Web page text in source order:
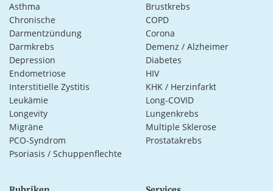
Asthma
Brustkrebs
Chronische
Darmentzündung
COPD
Corona
Darmkrebs
Demenz / Alzheimer
Depression
Diabetes
Endometriose
HIV
Interstitielle Zystitis
KHK / Herzinfarkt
Leukämie
Long-COVID
Longevity
Lungenkrebs
Migräne
Multiple Sklerose
PCO-Syndrom
Prostatakrebs
Psoriasis / Schuppenflechte